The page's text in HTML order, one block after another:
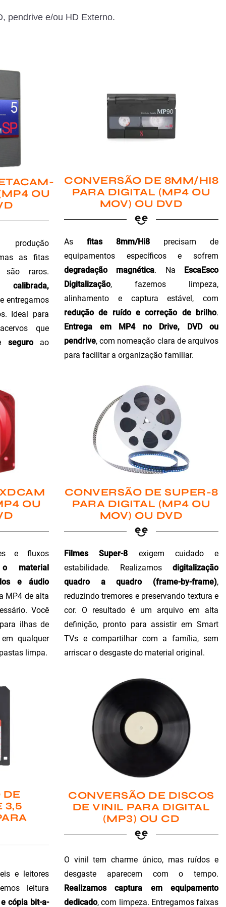
pendrive e/ou HD Externo.
OU
as fitas
são raros.
entregamos
Ideal para
que
seguroao
CONVERSÃO DE 8MM/HI8
PARA DIGITAL (MP4 OU
MOV) OU DVD
As fitas 8mm/Hi8 precisam de
equipamentos específicos e sofrem
degradação magnética. Na EscaEsco
Digitalização, fazemos limpeza,
alinhamento e captura estável, com
redução de ruído e correção de brilho.
Entrega em MP4 no Drive, DVD ou
pendrive, com nomeação clara de arquivos
para facilitar a organização familiar.
OU
e fluxos
o material
e áudio
MP4 de alta
Você
ilhas de
qualquer
limpa.
CONVERSÃO DE SUPER-8
PARA DIGITAL (MP4 OU
MOV) OU DVD
Filmes Super-8 exigem cuidado e
estabilidade. Realizamos digitalização
quadro a quadro (frame-by-frame),
reduzindo tremores e preservando textura e
cor. O resultado é um arquivo em alta
definição, pronto para assistir em Smart
TVs e compartilhar com a família, sem
arriscar o desgaste do material original.
DE
3,5
e leitores
leitura
cópia bit-a-
CONVERSÃO DE DISCOS
DE VINIL PARA DIGITAL
(MP3) OU CD
O vinil tem charme único, mas ruídos e
desgaste aparecem com o tempo.
Realizamos captura em equipamento
dedicado, com limpeza. Entregamos faixas